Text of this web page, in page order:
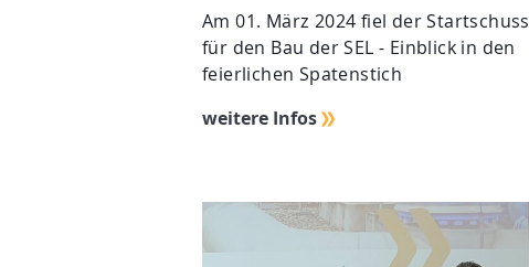
Am 01. März 2024 fiel der Startschuss
für den Bau der SEL - Einblick in den
feierlichen Spatenstich
weitere Infos